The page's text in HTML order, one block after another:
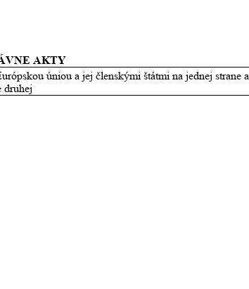
AKTY
úniou a jej členskými štátmi na jednej strane a
druhej